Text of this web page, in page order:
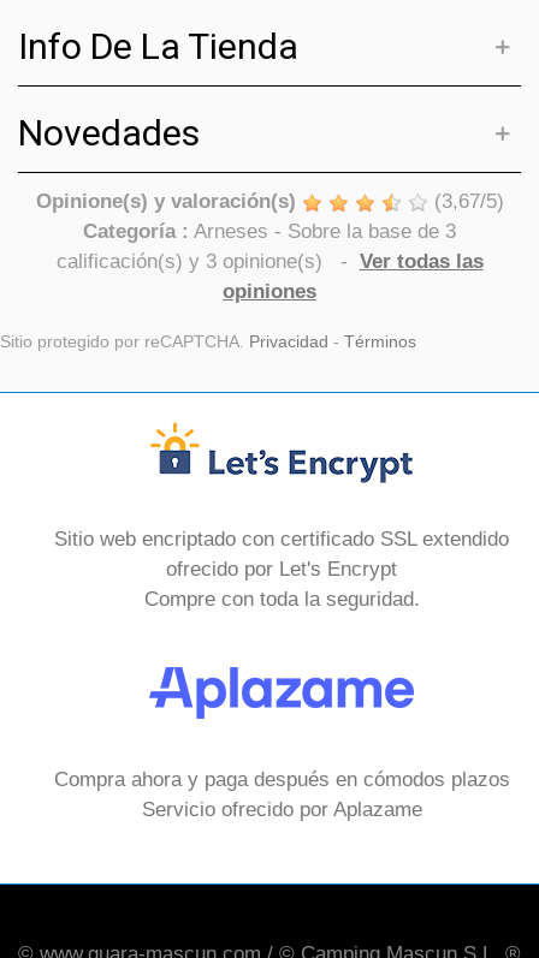
Info De La Tienda
Novedades
Opinione(s) y valoración(s) (3,67/5)
Categoría : Arneses - Sobre la base de 3
calificación(s) y 3opinione(s) - Ver todas las
opiniones
Sitio protegido por reCAPTCHA. Privacidad - Términos
Sitio web encriptado con certificado SSL extendido
ofrecido por Let's Encrypt
Compre con toda la seguridad.
Compra ahora y paga después en cómodos plazos
Servicio ofrecido por Aplazame